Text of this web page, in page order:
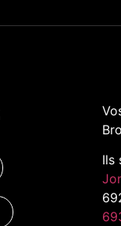
Ils